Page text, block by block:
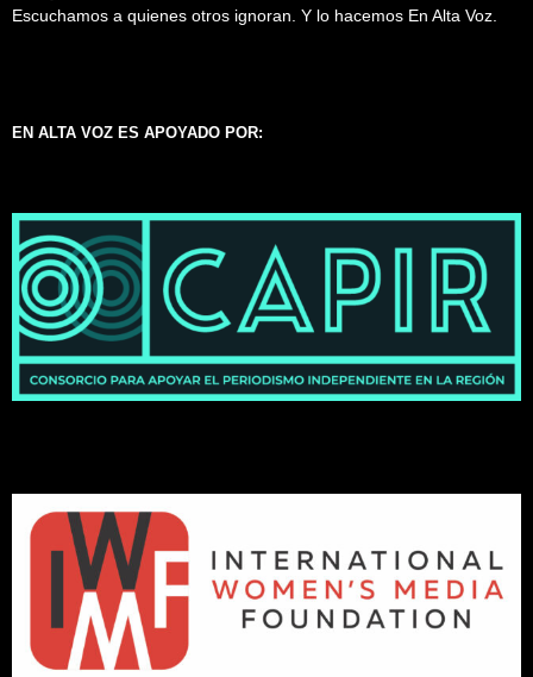
Escuchamos a quienes otros ignoran. Y lo hacemos En Alta Voz.
EN ALTA VOZ ES APOYADO POR: